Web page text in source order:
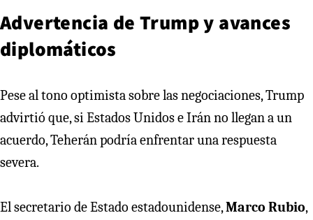
Advertencia de Trump y avances
diplomáticos
Pese al tono optimista sobre las negociaciones, Trump
advirtió que, si Estados Unidos e Irán no llegan a un
acuerdo, Teherán podría enfrentar una respuesta
severa.
El secretario de Estado estadounidense,Marco Rubio,